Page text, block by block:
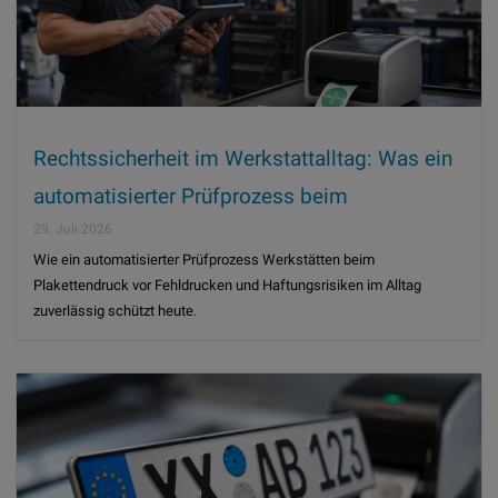
Rechtssicherheit im Werkstattalltag: Was ein
automatisierter Prüfprozess beim
Plakettendruck leistet
29. Juli 2026
Wie ein automatisierter Prüfprozess Werkstätten beim
Plakettendruck vor Fehldrucken und Haftungsrisiken im Alltag
zuverlässig schützt heute.